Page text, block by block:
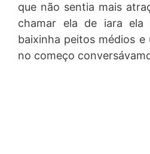
que não sentia mais
chamar ela de iara
baixinha peitos médios e
no começo